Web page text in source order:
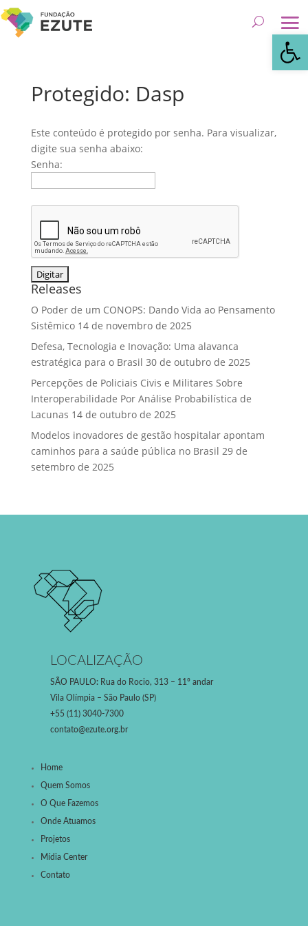
Protegido: Dasp
Este conteúdo é protegido por senha. Para visualizar,
digite sua senha abaixo:
Senha:
Releases
O Poder de um CONOPS: Dando Vida ao Pensamento
Sistêmico 14 de novembro de 2025
Defesa, Tecnologia e Inovação: Uma alavanca
estratégica para o Brasil 30 de outubro de 2025
Percepções de Policiais Civis e Militares Sobre
Interoperabilidade Por Análise Probabilística de
Lacunas 14 de outubro de 2025
Modelos inovadores de gestão hospitalar apontam
caminhos para a saúde pública no Brasil 29 de
setembro de 2025
LOCALIZAÇÃO
SÃO PAULO: Rua do Rocio, 313 – 11º andar
Vila Olímpia – São Paulo (SP)
+55 (11) 3040-7300
contato@ezute.org.br
Home
Quem Somos
O Que Fazemos
Onde Atuamos
Projetos
Mídia Center
Contato
Abrir